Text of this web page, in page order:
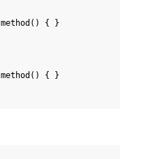
method() { }
method() { }